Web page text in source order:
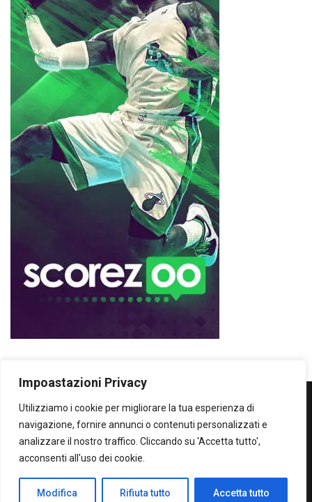
Impoastazioni Privacy
Utilizziamo i cookie per migliorare la tua esperienza di
navigazione, fornire annunci o contenuti personalizzati e
analizzare il nostro traffico. Cliccando su 'Accetta tutto',
acconsenti all'uso dei cookie.
Modifica Rifiuta tutto Accetta tutto
WOWOWOW
SOLO IL MEGLIO...SECONDO ME!
All Right Protected - Claudio Burdi 2024